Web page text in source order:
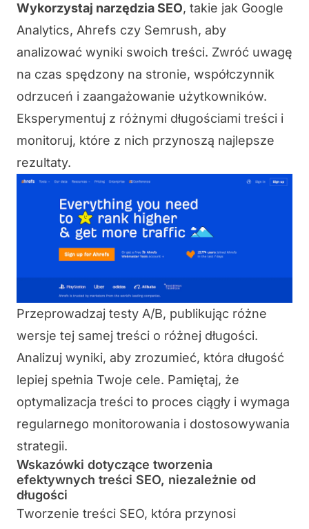
Wykorzystaj narzędzia SEO, takie jak Google
Analytics, Ahrefs czy Semrush, aby
analizować wyniki swoich treści. Zwróć uwagę
na czas spędzony na stronie, współczynnik
odrzuceń i zaangażowanie użytkowników.
Eksperymentuj z różnymi długościami treści i
monitoruj, które z nich przynoszą najlepsze
rezultaty.
Przeprowadzaj testy A/B, publikując różne
wersje tej samej treści o różnej długości.
Analizuj wyniki, aby zrozumieć, która długość
lepiej spełnia Twoje cele. Pamiętaj, że
optymalizacja treści to proces ciągły i wymaga
regularnego monitorowania i dostosowywania
strategii.
Wskazówki dotyczące tworzenia
efektywnych treści SEO, niezależnie od
długości
Tworzenie treści SEO, która przynosi